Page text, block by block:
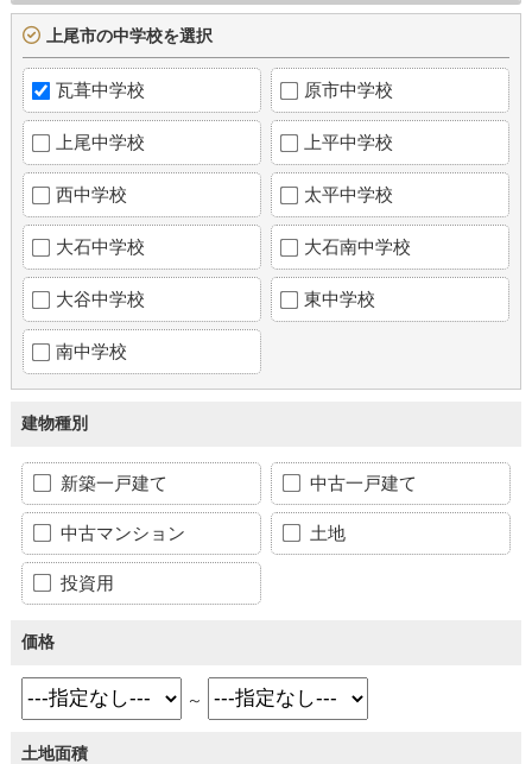
上尾市の中学校を選択
瓦葺中学校 原市中学校
上尾中学校 上平中学校
西中学校 太平中学校
大石中学校 大石南中学校
大谷中学校 東中学校
南中学校
建物種別
新築一戸建て 中古一戸建て
中古マンション 土地
投資用
価格
～
土地面積